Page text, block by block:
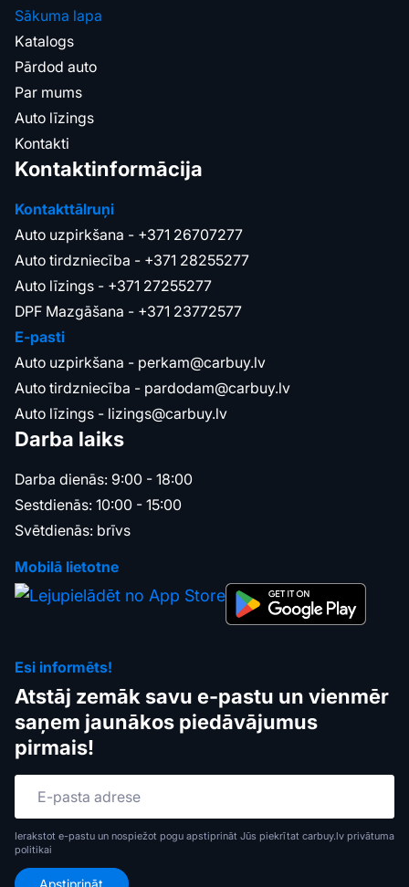
Sākuma lapa
Katalogs
Pārdod auto
Par mums
Auto līzings
Kontakti
Kontaktinformācija
Kontakttālruņi
Auto uzpirkšana - +371 26707277
Auto tirdzniecība - +371 28255277
Auto līzings - +371 27255277
DPF Mazgāšana - +371 23772577
E-pasti
Auto uzpirkšana - perkam@carbuy.lv
Auto tirdzniecība - pardodam@carbuy.lv
Auto līzings - lizings@carbuy.lv
Darba laiks
Darba dienās: 9:00 - 18:00
Sestdienās: 10:00 - 15:00
Svētdienās: brīvs
Mobilā lietotne
Esi informēts!
Atstāj zemāk savu e-pastu un vienmēr
saņem jaunākos piedāvājumus
pirmais!
Ierakstot e-pastu un nospiežot pogu apstiprināt Jūs piekrītat carbuy.lv privātuma
politikai